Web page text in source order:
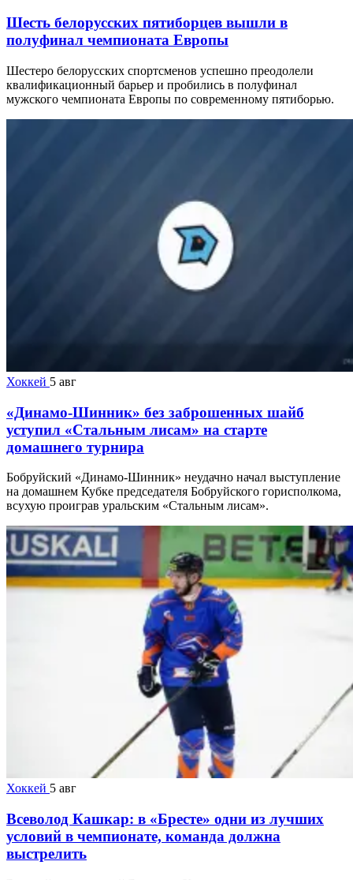
Шесть белорусских пятиборцев вышли в
полуфинал чемпионата Европы
Шестеро белорусских спортсменов успешно преодолели
квалификационный барьер и пробились в полуфинал
мужского чемпионата Европы по современному пятиборью.
Хоккей 5 авг
«Динамо-Шинник» без заброшенных шайб
уступил «Стальным лисам» на старте
домашнего турнира
Бобруйский «Динамо-Шинник» неудачно начал выступление
на домашнем Кубке председателя Бобруйского горисполкома,
всухую проиграв уральским «Стальным лисам».
Хоккей 5 авг
Всеволод Кашкар: в «Бресте» одни из лучших
условий в чемпионате, команда должна
выстрелить